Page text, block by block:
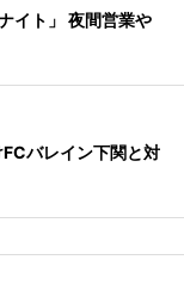
イト」 夜間営業や
バレイン下関と対